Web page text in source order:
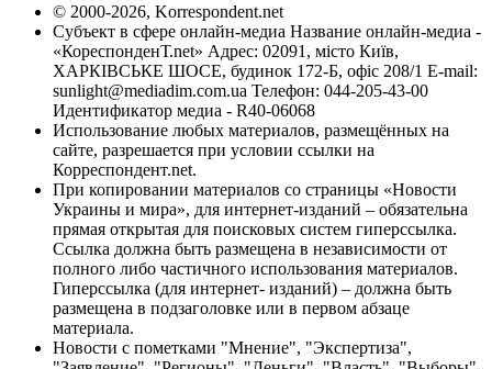
© 2000-2026, Korrespondent.net
Субъект в сфере онлайн-медиа Название онлайн-медиа -
«КореспонденТ.net» Адрес: 02091, місто Київ,
ХАРКІВСЬКЕ ШОСЕ, будинок 172-Б, офіс 208/1 E-mail:
sunlight@mediadim.com.ua Телефон: 044-205-43-00
Идентификатор медиа - R40-06068
Использование любых материалов, размещённых на
сайте, разрешается при условии ссылки на
Корреспондент.net.
При копировании материалов со страницы «Новости
Украины и мира», для интернет-изданий – обязательна
прямая открытая для поисковых систем гиперссылка.
Ссылка должна быть размещена в независимости от
полного либо частичного использования материалов.
Гиперссылка (для интернет- изданий) – должна быть
размещена в подзаголовке или в первом абзаце
материала.
Новости с пометками "Мнение", "Экспертиза",